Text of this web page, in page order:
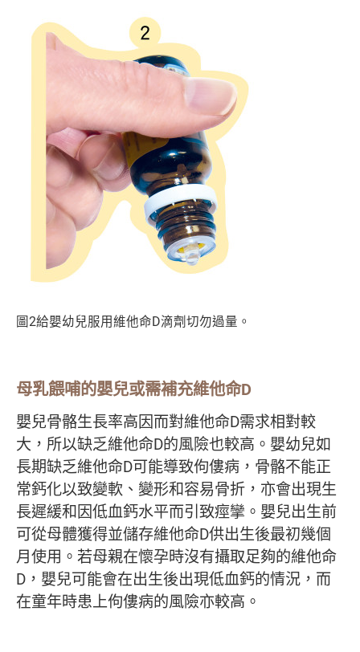
圖2給嬰幼兒服用維他命D滴劑切勿過量。
母乳餵哺的嬰兒或需補充維他命D
嬰兒骨骼生長率高因而對維他命D需求相對較
大，所以缺乏維他命D的風險也較高。嬰幼兒如
長期缺乏維他命D可能導致佝僂病，骨骼不能正
常鈣化以致變軟、變形和容易骨折，亦會出現生
長遲緩和因低血鈣水平而引致痙攣。嬰兒出生前
可從母體獲得並儲存維他命D供出生後最初幾個
月使用。若母親在懷孕時沒有攝取足夠的維他命
D，嬰兒可能會在出生後出現低血鈣的情況，而
在童年時患上佝僂病的風險亦較高。